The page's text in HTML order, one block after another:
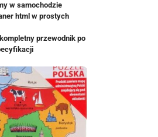
w samochodzie
html w prostych
przewodnik po